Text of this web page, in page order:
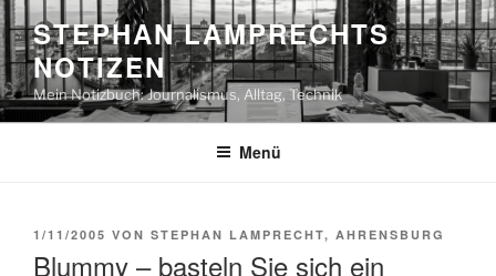
Zum
Inhalt
springen
STEPHAN LAMPRECHTS
NOTIZEN
Mein Notizbuch: Journalismus, Alltag, Technik
Menü
VERÖFFENTLICHT
1/11/2005 VON STEPHAN LAMPRECHT, AHRENSBURG
Blummy – basteln Sie sich ein